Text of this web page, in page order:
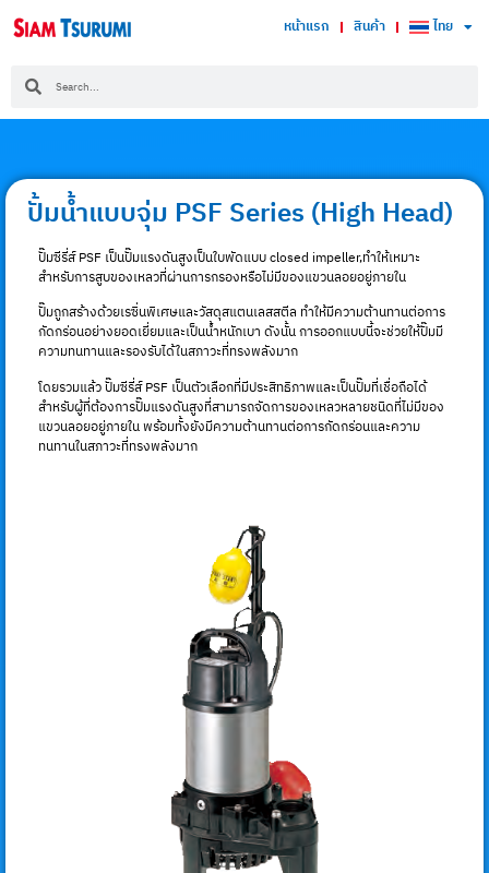
หน้าแรก สินค้า ไทย
ปั้มน้ำแบบจุ่ม PSF Series (High Head)
ปั๊มซีรี่ส์ PSF เป็นปั๊มแรงดันสูงเป็นใบพัดแบบ closed impeller,ทำให้เหมาะ
สำหรับการสูบของเหลวที่ผ่านการกรองหรือไม่มีของแขวนลอยอยู่ภายใน
ปั๊มถูกสร้างด้วยเรซิ่นพิเศษและวัสดุสแตนเลสสตีล ทำให้มีความต้านทานต่อการ
กัดกร่อนอย่างยอดเยี่ยมและเป็นน้ำหนักเบา ดังนั้น การออกแบบนี้จะช่วยให้ปั๊มมี
ความทนทานและรองรับได้ในสภาวะที่ทรงพลังมาก
โดยรวมแล้ว ปั๊มซีรี่ส์ PSF เป็นตัวเลือกที่มีประสิทธิภาพและเป็นปั๊มที่เชื่อถือได้
สำหรับผู้ที่ต้องการปั๊มแรงดันสูงที่สามารถจัดการของเหลวหลายชนิดที่ไม่มีของ
แขวนลอยอยู่ภายใน พร้อมทั้งยังมีความต้านทานต่อการกัดกร่อนและความ
ทนทานในสภาวะที่ทรงพลังมาก